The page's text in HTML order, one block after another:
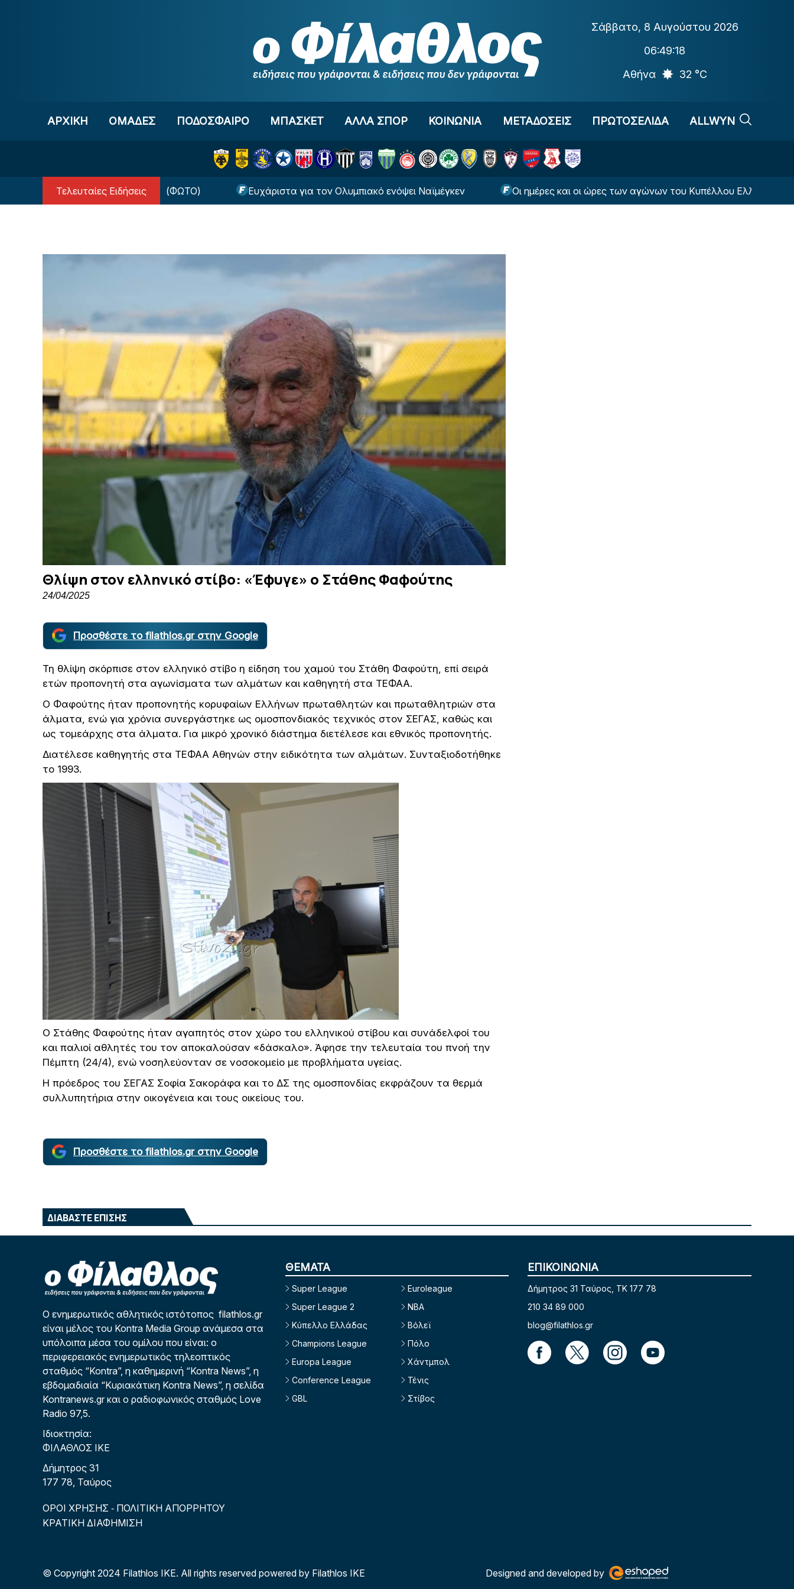
Σάββατο, 8 Αυγούστου 2026
06:49:18
Αθήνα
32 °C
ΑΡΧΙΚΗ OΜΑΔΕΣ ΠΟΔΟΣΦΑΙΡΟ ΜΠΑΣΚΕΤ ΑΛΛΑ ΣΠΟΡ ΚΟΙΝΩΝΙΑ ΜΕΤΑΔΟΣΕΙΣ ΠΡΩΤΟΣΕΛΙΔΑ ALLWYN
Τελευταίες Ειδήσεις
από τη Λίβερπουλ (ΦΩΤΟ) Ευχάριστα για τον Ολυμπιακό ενόψει Ναϊμέγκεν Οι ημέρες και οι ώρες των αγώνων του Κυπέλλου Ελλάδας
Θλίψη στον ελληνικό στίβο: «Έφυγε» ο Στάθης Φαφούτης
24/04/2025
Προσθέστε το filathlos.gr στην Google
Τη θλίψη σκόρπισε στον ελληνικό στίβο η είδηση του χαμού του Στάθη Φαφούτη, επί σειρά
ετών προπονητή στα αγωνίσματα των αλμάτων και καθηγητή στα ΤΕΦΑΑ.
Ο Φαφούτης ήταν προπονητής κορυφαίων Ελλήνων πρωταθλητών και πρωταθλητριών στα
άλματα, ενώ για χρόνια συνεργάστηκε ως ομοσπονδιακός τεχνικός στον ΣΕΓΑΣ, καθώς και
ως τομεάρχης στα άλματα. Για μικρό χρονικό διάστημα διετέλεσε και εθνικός προπονητής.
Διατέλεσε καθηγητής στα ΤΕΦΑΑ Αθηνών στην ειδικότητα των αλμάτων. Συνταξιοδοτήθηκε
το 1993.
Ο Στάθης Φαφούτης ήταν αγαπητός στον χώρο του ελληνικού στίβου και συνάδελφοί του
και παλιοί αθλητές του τον αποκαλούσαν «δάσκαλο». Άφησε την τελευταία του πνοή την
Πέμπτη (24/4), ενώ νοσηλεύονταν σε νοσοκομείο με προβλήματα υγείας.
Η πρόεδρος του ΣΕΓΑΣ Σοφία Σακοράφα και το ΔΣ της ομοσπονδίας εκφράζουν τα θερμά
συλλυπητήρια στην οικογένεια και τους οικείους του.
Προσθέστε το filathlos.gr στην Google
ΔΙΑΒΑΣΤΕ ΕΠΙΣΗΣ
Ο ενημερωτικός αθλητικός ιστότοπος filathlos.gr
είναι μέλος του Kontra Media Group ανάμεσα στα
υπόλοιπα μέσα του ομίλου που είναι: ο
περιφερειακός ενημερωτικός τηλεοπτικός
σταθμός “Kontra”, η καθημερινή “Kontra News”, η
εβδομαδιαία “Κυριακάτικη Kontra News”, η σελίδα
Kontranews.gr και ο ραδιοφωνικός σταθμός Love
Radio 97,5.
Ιδιοκτησία:
ΦΙΛΑΘΛΟΣ ΙΚΕ
Δήμητρος 31
177 78, Ταύρος
ΟΡΟΙ ΧΡΗΣΗΣ - ΠΟΛΙΤΙΚΗ ΑΠΟΡΡΗΤΟΥ
ΚΡΑΤΙΚΗ ΔΙΑΦΗΜΙΣΗ
ΘΕΜΑΤΑ
Super League
Super League 2
Κύπελλο Ελλάδας
Champions League
Europa League
Conference League
GBL
Euroleague
NBA
Βόλεϊ
Πόλο
Χάντμπολ
Τένις
Στίβος
ΕΠΙΚΟΙΝΩΝΙΑ
Δήμητρος 31 Ταύρος, TK 177 78
210 34 89 000
blog@filathlos.gr
© Copyright 2024 Filathlos ΙΚΕ. All rights reserved powered by Filathlos ΙΚΕ Designed and developed by